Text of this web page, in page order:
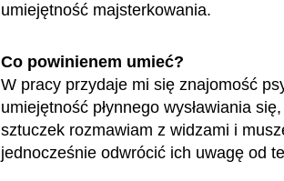
umiejętność majsterkowania.
Co powinienem umieć?
W pracy przydaje mi się znajomość
umiejętność płynnego wysławiania
sztuczek rozmawiam z widzami i
jednocześnie odwrócić ich uwagę od